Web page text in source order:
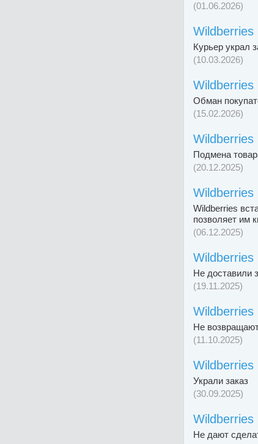
(01.06.2026)
Wildberries
Курьер украл
(10.03.2026)
Wildberries
Обман
(15.02.2026)
Wildberries
Подмена
(20.12.2025)
Wildberries
Wildberries
позволяет им
(06.12.2025)
Wildberries
Не доставили
(19.11.2025)
Wildberries
Не
(11.10.2025)
Wildberries
Украли заказ
(30.09.2025)
Wildberries
Не дают